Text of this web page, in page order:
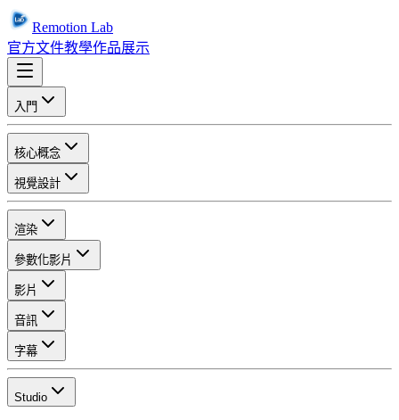
Remotion Lab
官方文件教學作品展示
入門
核心概念
視覺設計
渲染
參數化影片
影片
音訊
字幕
Studio